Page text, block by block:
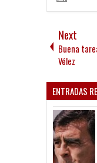
Next
Buena
Vélez
ENTRADAS